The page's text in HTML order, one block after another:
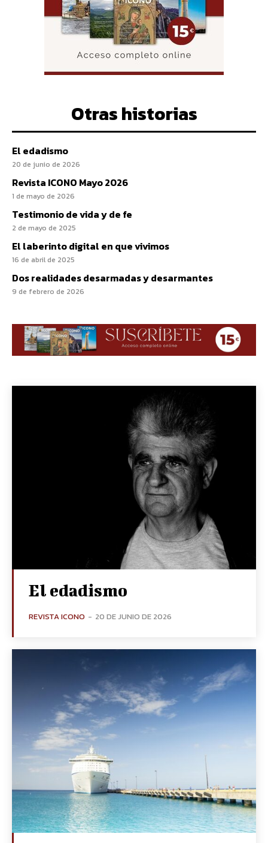
Otras historias
El edadismo
20 de junio de 2026
Revista ICONO Mayo 2026
1 de mayo de 2026
Testimonio de vida y de fe
2 de mayo de 2025
El laberinto digital en que vivimos
16 de abril de 2025
Dos realidades desarmadas y desarmantes
9 de febrero de 2026
El edadismo
REVISTA ICONO - 20 DE JUNIO DE 2026